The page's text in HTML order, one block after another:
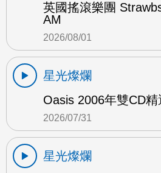
英國搖滾樂團
AM
2026/08/01
星光燦爛
Oasis 2006年雙CD精
2026/07/31
星光燦爛